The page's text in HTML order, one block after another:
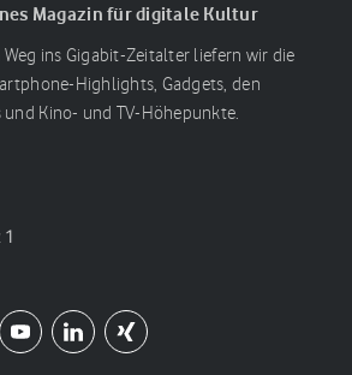
Magazin für digitale Kultur
ins Gigabit-Zeitalter liefern wir die
Highlights, Gadgets, den
und Kino- und TV-Höhepunkte.